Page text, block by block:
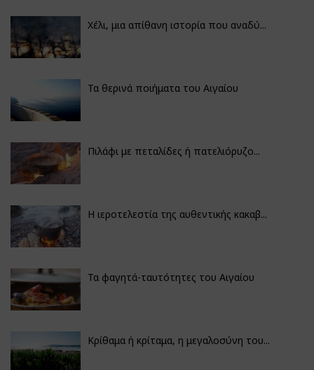
Χέλι, μια απίθανη ιστορία που αναδύ...
Τα θερινά ποιήματα του Αιγαίου
Πιλάφι με πεταλίδες ή πατελιόρυζο...
Η ιεροτελεστία της αυθεντικής κακαβ...
Τα φαγητά-ταυτότητες του Αιγαίου
Κρίθαμα ή κρίταμα, η μεγαλοσύνη του...